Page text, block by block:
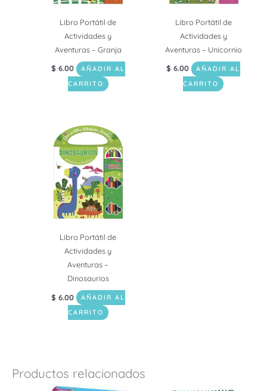
Libro Portátil de
Actividades y
Aventuras – Granja
$ 6.00
AÑADIR AL
CARRITO
Libro Portátil de
Actividades y
Aventuras – Unicornio
$ 6.00
AÑADIR AL
CARRITO
Libro Portátil de
Actividades y
Aventuras –
Dinosaurios
$ 6.00
AÑADIR AL
CARRITO
Productos relacionados